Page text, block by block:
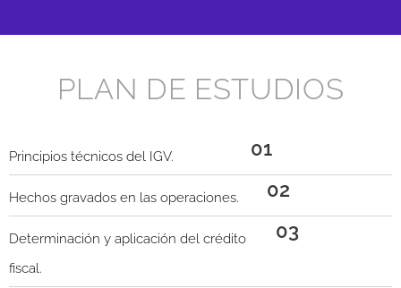
PLAN DE ESTUDIOS
Principios técnicos del IGV. 01
Hechos gravados en las operaciones. 02
Determinación y aplicación del crédito
fiscal.
03